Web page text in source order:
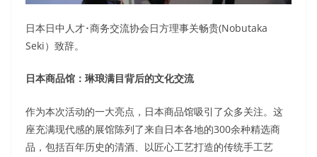
日本日中人才･商务交流协会日方理事关畅贵(Nobutaka
Seki）致辞。
日本商品馆：琳琅满目背后的文化交流
作为本次活动的一大亮点，日本商品馆吸引了众多关注。这
座充满现代感的展馆陈列了来自日本各地的300余种精选商
品，包括百年历史的清酒、以匠心工艺打造的传统手工艺